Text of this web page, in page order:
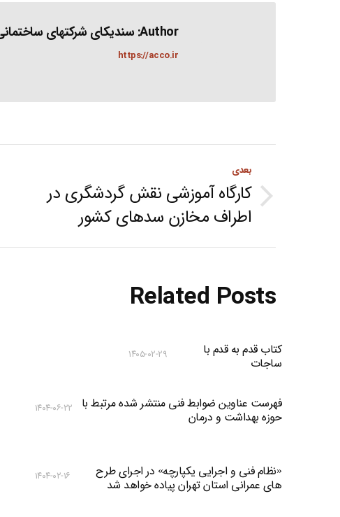
Author: سندیکای شرکتهای
https://acco.ir
Post
navigation
بعدی
Next
post:
کارگاه آموزشی نقش گردشگری در
اطراف مخازن سدهای کشور
Related Posts
کتاب قدم به قدم با
ساجات
۱۴۰۵-۰۲-۲۹
فهرست عناوین ضوابط فنی منتشر شده مرتبط با
حوزه بهداشت و درمان
۱۴۰۴-۰۶-۲۲
«نظام فنی و اجرایی یکپارچه» در اجرای طرح
های عمرانی استان تهران پیاده خواهد شد
۱۴۰۴-۰۲-۱۶